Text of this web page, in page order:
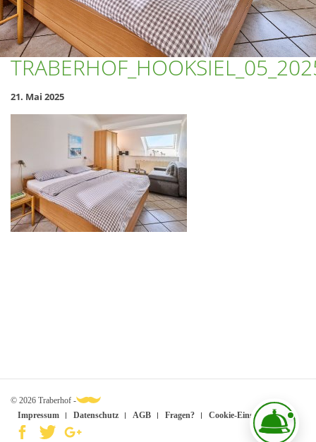
21. Mai 2025
© 2026 Traberhof -
Impressum
Datenschutz AGB Fragen? Cookie-Einstellungen